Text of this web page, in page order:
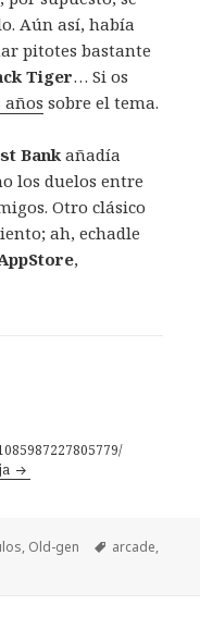
Aún así, había
pitotes bastante
Tiger… Si os
años sobre el tema.
Bankañadía
los duelos entre
Otro clásico
ah, echadle
,
, Old-gen Etiquetas
arcade,